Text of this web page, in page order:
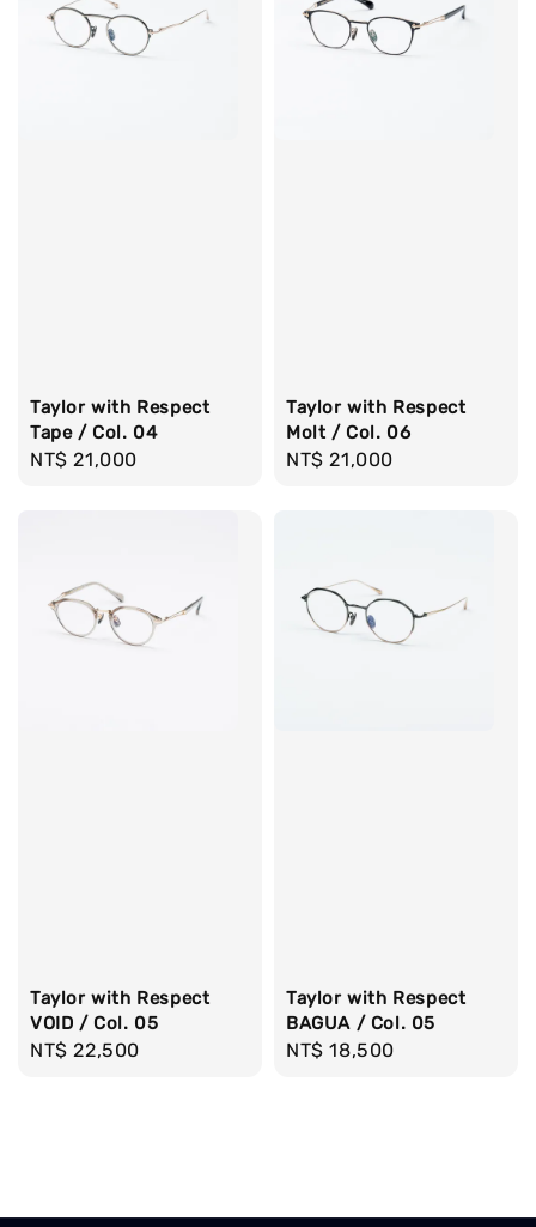
Taylor with Respect
Tape / Col. 04
Regular
NT$ 21,000
Taylor with Respect
Molt / Col. 06
Regular
NT$ 21,000
Taylor with Respect
VOID / Col. 05
Regular
NT$ 22,500
Taylor with Respect
BAGUA / Col. 05
Regular
NT$ 18,500